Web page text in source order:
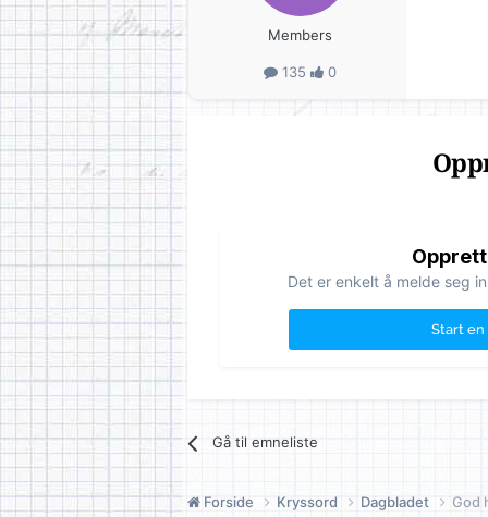
Members
135 0
Det er enkelt å melde seg
Start
Gå til emneliste
Forside Kryssord Dagbladet God